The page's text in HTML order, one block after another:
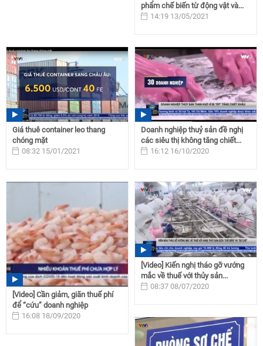
phẩm chế biến từ động vật và...
14:19 13/05/2021
Giá thuê container leo thang
chóng mặt
08:32 15/01/2021
Doanh nghiệp thuỷ sản đề nghị
các siêu thị không tăng chiết...
16:12 16/10/2020
[Video] Cần giảm, giãn thuế phí
để “cứu” doanh nghiệp
16:08 18/09/2020
[Video] Kiến nghị tháo gỡ vướng
mắc về thuế với thủy sản...
08:37 08/07/2020